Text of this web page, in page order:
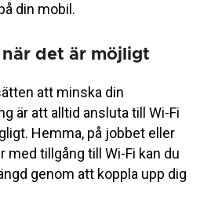
din mobil.
det är möjligt
att minska din
är att alltid ansluta till Wi-Fi
Hemma, på jobbet eller
med tillgång till Wi-Fi kan du
genom att koppla upp dig